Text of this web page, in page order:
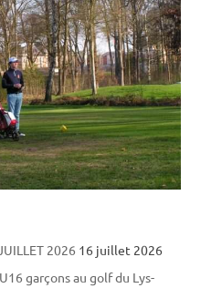
2026 16 juillet 2026
garçons au golf du Lys-